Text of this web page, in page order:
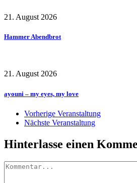
21. August 2026
Hammer Abendbrot
21. August 2026
ayouni – my eyes, my love
Vorherige Veranstaltung
Nächste Veranstaltung
Hinterlasse einen
Kommentar